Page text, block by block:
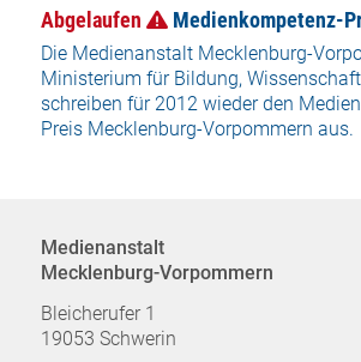
Abgelaufen Medienkompetenz-
Die Medienanstalt Mecklenburg-
Ministerium für Bildung,
schreiben für 2012 wieder den
Preis Mecklenburg-Vorpommern aus.
Medienanstalt
Mecklenburg-Vorpommern
Bleicherufer 1
19053 Schwerin